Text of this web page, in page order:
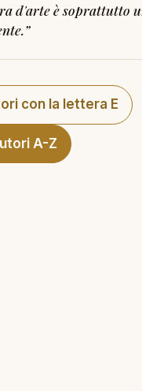
d'arte è soprattutto
”
con la lettera E
A-Z